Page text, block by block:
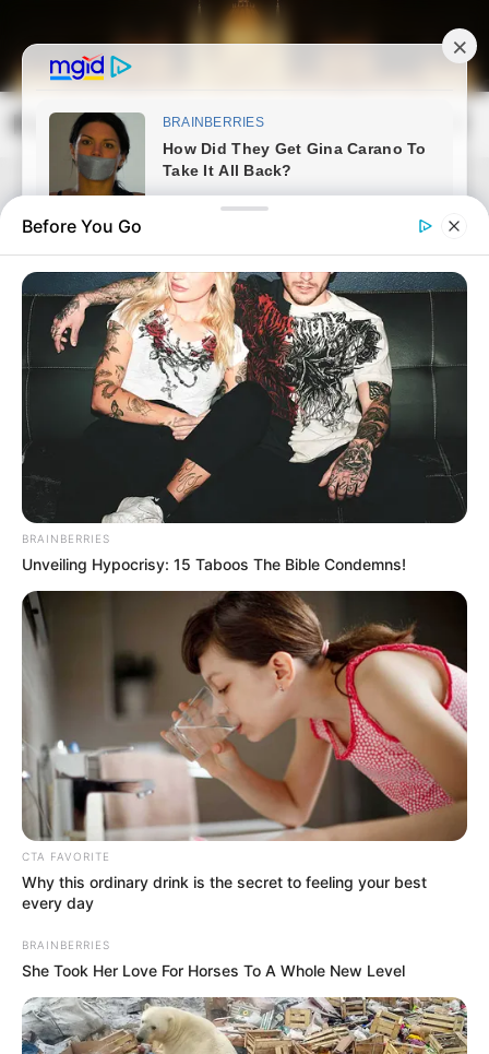
content
Magyarország Kincsei
Search
Before You Go
BRAINBERRIES
Unveiling Hypocrisy: 15 Taboos The Bible Condemns!
CTA FAVORITE
Why this ordinary drink is the secret to feeling your best
every day
BRAINBERRIES
She Took Her Love For Horses To A Whole New Level